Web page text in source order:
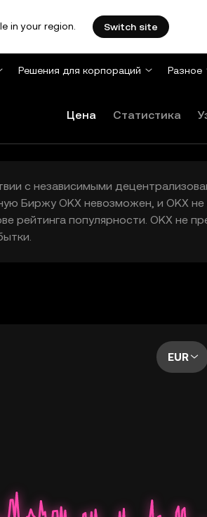
in your region. Switch site
Решения для корпораций Разное
Цена Статистика
с независимыми
Биржу OKX невозможен, и OKX не
рейтинга популярности. OKX не
EUR